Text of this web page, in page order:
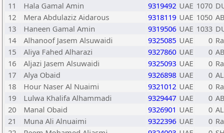
11
Hala Gamal Amin 9319492 UAE 1070
12
Mera Abdulaziz Aidarous 9318119 UAE 1050
13
Haneen Gamal Amin 9319506 UAE 1033
14
Alhanoof Jasem Alsuwaidi 9325085 UAE 0
15
Aliya Fahed Alharazi 9327860 UAE 0
16
Aljazi Jasem Alsuwaidi 9325093 UAE 0
17
Alya Obaid 9326898 UAE 0
18
Hour Naser Al Nuaimi 9321012 UAE 0
19
Lulwa Khalifa Alhammadi 9329447 UAE 0
20
Manal Obaid 9326901 UAE 0
21
Muna Ali Alnuaimi 9322396 UAE 0